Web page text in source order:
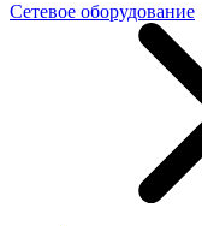
Сетевое оборудование